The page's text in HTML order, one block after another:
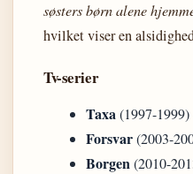
søsters børn alene
hvilket viser en
Tv-serier
Taxa(1997-
Forsvar(2003-
Borgen(2010-